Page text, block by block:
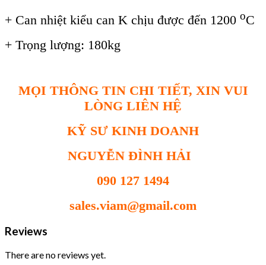
+ Can nhiệt kiểu can K chịu được đến 1200 oC
+ Trọng lượng: 180kg
MỌI THÔNG TIN CHI TIẾT, XIN VUI
LÒNG LIÊN HỆ
KỸ SƯ KINH DOANH
NGUYỄN ĐÌNH HẢI
090 127 1494
sales.viam@gmail.com
Reviews
There are no reviews yet.